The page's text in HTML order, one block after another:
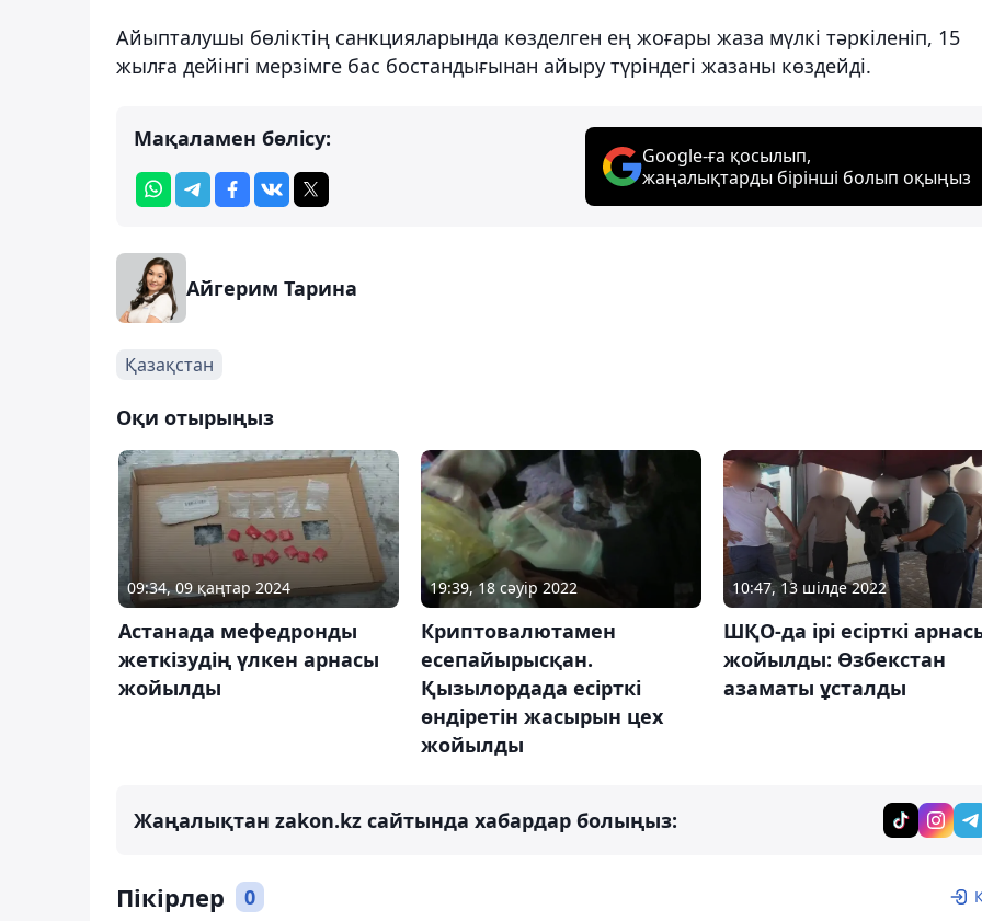
Айыпталушы бөліктің санкцияларында көзделген ең жоғары жаза мүлкі тәркіленіп, 15
жылға дейінгі мерзімге бас бостандығынан айыру түріндегі жазаны көздейді.
Мақаламен бөлісу:
Google-ға қосылып,
жаңалықтарды бірінші болып оқыңыз
Айгерим Тарина
Қазақстан
Оқи отырыңыз
09:34, 09 қаңтар 2024
Астанада мефедронды
жеткізудің үлкен арнасы
жойылды
19:39, 18 сәуір 2022
Криптовалютамен
есепайырысқан.
Қызылордада есірткі
өндіретін жасырын цех
жойылды
10:47, 13 шілде 2022
ШҚО-да ірі есірткі
жойылды: Өзбекстан
азаматы ұсталды
Жаңалықтан zakon.kz сайтында хабардар болыңыз:
Пікірлер 0